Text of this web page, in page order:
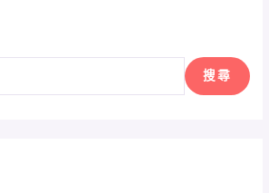
搜尋